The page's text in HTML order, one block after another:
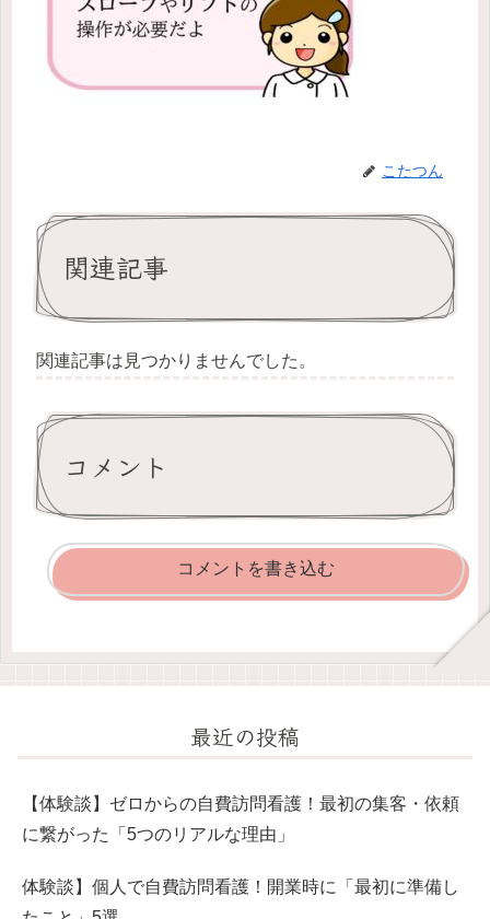
こたつん
関連記事
関連記事は見つかりませんでした。
コメント
コメントを書き込む
最近の投稿
【体験談】ゼロからの自費訪問看護！最初の集客・依頼
に繋がった「5つのリアルな理由」
体験談】個人で自費訪問看護！開業時に「最初に準備し